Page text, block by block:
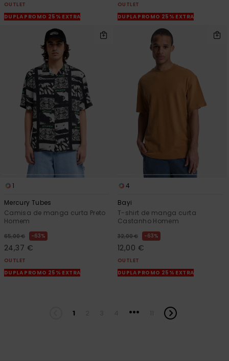
OUTLET
DUPLA PROMO 25% EXTRA
OUTLET
DUPLA PROMO 25% EXTRA
1
Mercury Tubes
Camisa de manga curta Preto
Homem
65,00 € 63%
24,37 €
OUTLET
DUPLA PROMO 25% EXTRA
4
Bayi
T-shirt de manga curta
Castanho Homem
32,00 € 63%
12,00 €
OUTLET
DUPLA PROMO 25% EXTRA
1 ...